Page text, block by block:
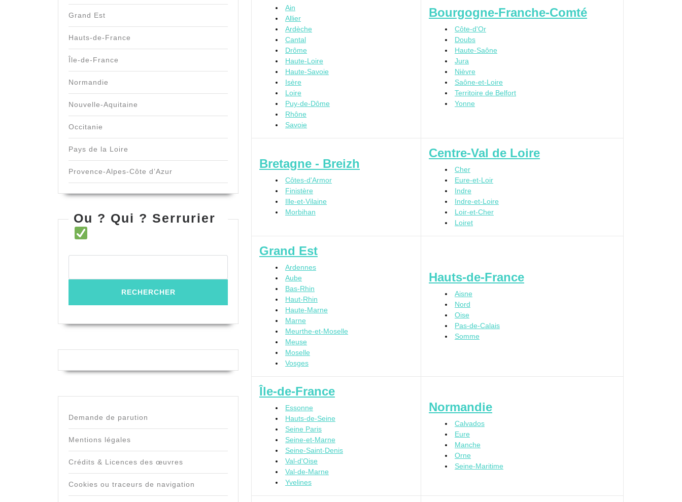
Grand Est
Hauts-de-France
Île-de-France
Normandie
Nouvelle-Aquitaine
Occitanie
Pays de la Loire
Provence-Alpes-Côte d’Azur
Ou ? Qui ? Serrurier
Demande de parution
Mentions légales
Crédits & Licences des œuvres
Cookies ou traceurs de navigation
Ain
Allier
Ardèche
Cantal
Drôme
Haute-Loire
Haute-Savoie
Isère
Loire
Puy-de-Dôme
Rhône
Savoie
Bourgogne-Franche-Comté
Côte-d'Or
Doubs
Haute-Saône
Jura
Nièvre
Saône-et-Loire
Territoire de Belfort
Yonne
Bretagne - Breizh
Côtes-d'Armor
Finistère
Ille-et-Vilaine
Morbihan
Centre-Val de Loire
Cher
Eure-et-Loir
Indre
Indre-et-Loire
Loir-et-Cher
Loiret
Grand Est
Ardennes
Aube
Bas-Rhin
Haut-Rhin
Haute-Marne
Marne
Meurthe-et-Moselle
Meuse
Moselle
Vosges
Hauts-de-France
Aisne
Nord
Oise
Pas-de-Calais
Somme
Île-de-France
Essonne
Hauts-de-Seine
Seine Paris
Seine-et-Marne
Seine-Saint-Denis
Val-d'Oise
Val-de-Marne
Yvelines
Normandie
Calvados
Eure
Manche
Orne
Seine-Maritime